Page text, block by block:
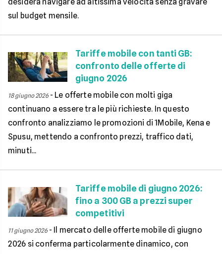
sul budget mensile.
Tariffe mobile con tanti GB:
confronto delle offerte di
giugno 2026
18 giugno 2026- Le offerte mobile con molti giga
continuano a essere tra le più richieste. In questo
confronto analizziamo le promozioni di 1Mobile, Kena e
Spusu, mettendo a confronto prezzi, traffico dati,
minuti...
Tariffe mobile di giugno 2026:
fino a 300 GB a prezzi super
competitivi
11 giugno 2026- Il mercato delle offerte mobile di giugno
2026 si conferma particolarmente dinamico, con